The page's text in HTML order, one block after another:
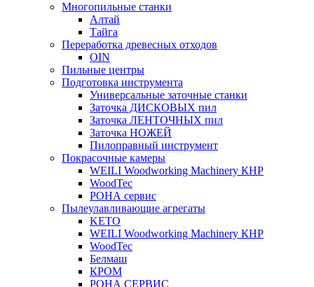
Многопильные станки
Алтай
Тайга
Переработка древесных отходов
OIN
Пильные центры
Подготовка инструмента
Универсальные заточные станки
Заточка ДИСКОВЫХ пил
Заточка ЛЕНТОЧНЫХ пил
Заточка НОЖЕЙ
Пилоправный инструмент
Покрасочные камеры
WEILI Woodworking Machinery КНР
WoodTec
РОНА сервис
Пылеулавливающие агрегаты
KETO
WEILI Woodworking Machinery КНР
WoodTec
Белмаш
КРОМ
РОНА СЕРВИС